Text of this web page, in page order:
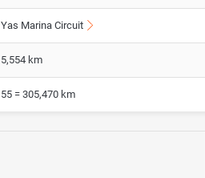
Yas Marina Circuit
5,554 km
55 = 305,470 km